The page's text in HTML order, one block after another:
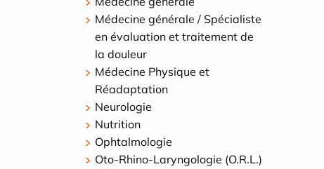
Médecine générale / Spécialiste
en évaluation et traitement de
la douleur
Médecine Physique et
Réadaptation
Neurologie
Nutrition
Ophtalmologie
Oto-Rhino-Laryngologie (O.R.L.)